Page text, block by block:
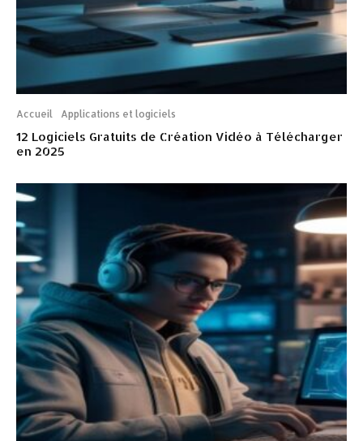
Accueil Applications et logiciels
12 Logiciels Gratuits de Création Vidéo à Télécharger
en 2025